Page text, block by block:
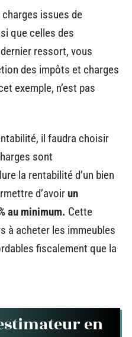
issues de
que celles des
ressort, vous
des impôts et charges
exemple, n’est pas
il faudra choisir
sont
la rentabilité d’un bien
d’avoir un
au minimum. Cette
à acheter les immeubles
fiscalement que la
en